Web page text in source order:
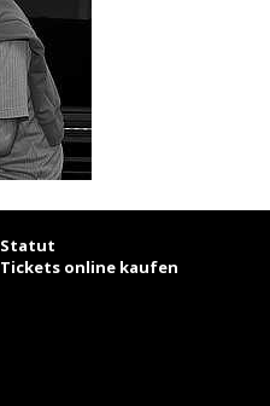
Statut
Tickets online kaufen